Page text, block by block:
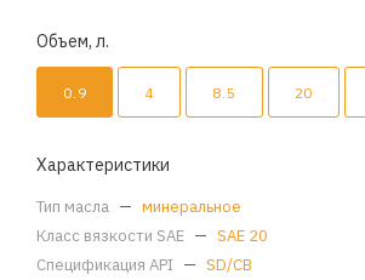
Объем, л.
0.9 4 8.5 20
Характеристики
Тип масла — минеральное
Класс вязкости SAE — SAE 20
Спецификация API — SD/CB